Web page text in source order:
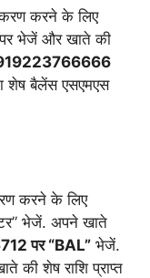
करने के लिए
भेजें और खाते की
919223766666
शेष बैलेंस एसएमएस
करने के लिए
भेजें. अपने खाते
पर “BAL” भेजें.
की शेष राशि प्राप्त